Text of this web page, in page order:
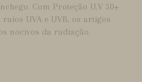
Com Proteção U.V 50+
UVA e UVB, os artigos
nocivos da radiação.